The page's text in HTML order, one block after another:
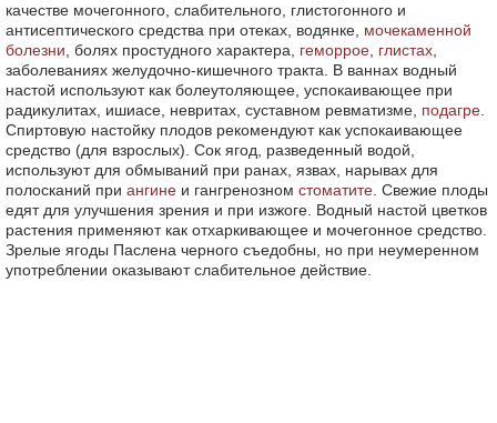
качестве мочегонного, слабительного, глистогонного и
антисептического средства при отеках, водянке, мочекаменной
болезни , болях простудного характера, геморрое глистах
заболеваниях желудочно-кишечного тракта. В ваннах водный
настой используют как болеутоляющее, успокаивающее при
радикулитах, ишиасе, невритах, суставном ревматизме, подагре
Спиртовую настойку плодов рекомендуют как успокаивающее
средство (для взрослых). Сок ягод, разведенный водой,
используют для обмываний при ранах, язвах, нарывах для
полосканий при ангине и гангренозном стоматите . Свежие плоды
едят для улучшения зрения и при изжоге. Водный настой цветков
растения применяют как отхаркивающее и мочегонное средство.
Зрелые ягоды Паслена черного съедобны, но при неумеренном
употреблении оказывают слабительное действие.